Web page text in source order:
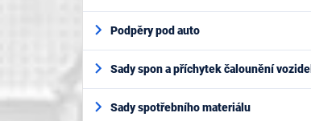
Podpěry pod auto
Sady spon a příchytek čalounění vozidel
Sady spotřebního materiálu